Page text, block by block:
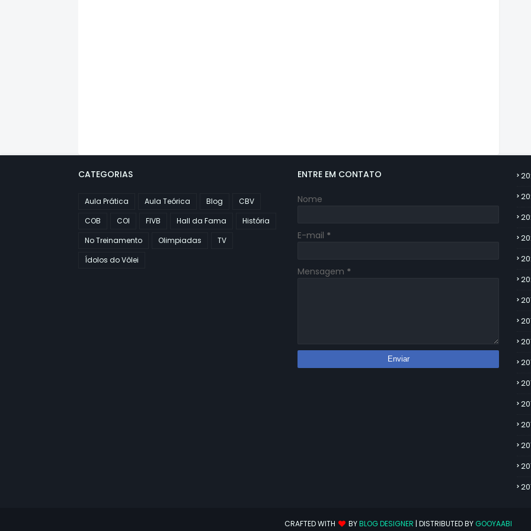
CATEGORIAS
Aula Prática Aula Teórica Blog
CBV
COB
COI FIVB Hall da Fama
História
No Treinamento
Olimpiadas
TV
Ídolos do Vôlei
ENTRE EM CONTATO
Nome
E-mail *
Mensagem *
CRAFTED WITH BYBLOG DESIGNER | DISTRIBUTED BY GOOYAABI